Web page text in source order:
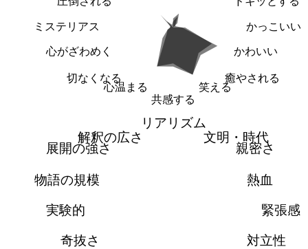
かっこいい
かわいい
癒やされる
笑える
共感する
心温まる
切なくなる
心がざわめく
ミステリアス
リアリズム
文明・時代
親密さ
熱血
緊張感
対立性
奇抜さ
実験的
物語の規模
展開の強さ
解釈の広さ